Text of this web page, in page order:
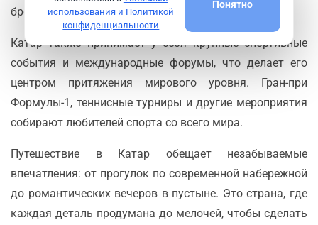
бренды, так и местные изделия.
Катар также принимает у себя крупные спортивные
события и международные форумы, что делает его
центром притяжения мирового уровня. Гран-при
Формулы-1, теннисные турниры и другие мероприятия
собирают любителей спорта со всего мира.
Путешествие в Катар обещает незабываемые
впечатления: от прогулок по современной набережной
до романтических вечеров в пустыне. Это страна, где
каждая деталь продумана до мелочей, чтобы сделать
использования и Политикой
конфиденциальности
Понятно